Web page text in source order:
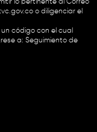
lo pertinente al Correo
o diligenciar el
código con el cual
a: Seguimiento de